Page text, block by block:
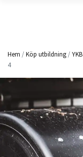
Hem /Köp utbildning /YKB
4